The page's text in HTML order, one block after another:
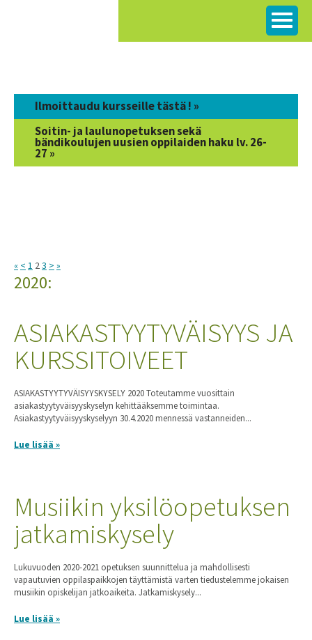
Ilmoittaudu kursseille tästä ! »
Soitin- ja laulunopetuksen sekä
bändikoulujen uusien oppilaiden haku lv. 26-
27 »
« < 1 23 > »
2020:
ASIAKASTYYTYVÄISYYS JA
KURSSITOIVEET
ASIAKASTYYTYVÄISYYSKYSELY 2020 Toteutamme vuosittain
asiakastyytyväisyyskyselyn kehittääksemme toimintaa.
Asiakastyytyväisyyskyselyyn 30.4.2020 mennessä vastanneiden...
Lue lisää »
Musiikin yksilöopetuksen
jatkamiskysely
Lukuvuoden 2020-2021 opetuksen suunnittelua ja mahdollisesti
vapautuvien oppilaspaikkojen täyttämistä varten tiedustelemme jokaisen
musiikin opiskelijan jatkoaikeita. Jatkamiskysely...
Lue lisää »